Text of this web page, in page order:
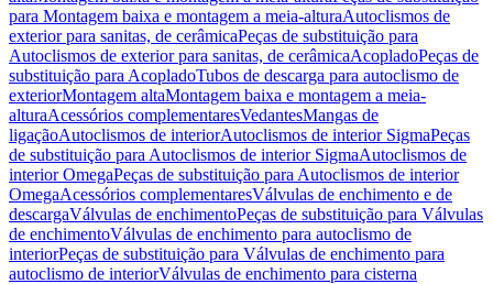
para Montagem baixa e montagem a meia-alturaAutoclismos de
exterior para sanitas, de cerâmicaPeças de substituição para
Autoclismos de exterior para sanitas, de cerâmicaAcopladoPeças de
substituição para AcopladoTubos de descarga para autoclismo de
exteriorMontagem altaMontagem baixa e montagem a meia-
alturaAcessórios complementaresVedantesMangas de
ligaçãoAutoclismos de interiorAutoclismos de interior SigmaPeças
de substituição para Autoclismos de interior SigmaAutoclismos de
interior OmegaPeças de substituição para Autoclismos de interior
OmegaAcessórios complementaresVálvulas de enchimento e de
descargaVálvulas de enchimentoPeças de substituição para Válvulas
de enchimentoVálvulas de enchimento para autoclismo de
interiorPeças de substituição para Válvulas de enchimento para
autoclismo de interiorVálvulas de enchimento para cisterna